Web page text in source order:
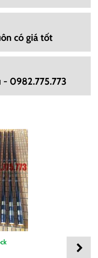
có giá tốt
0982.775.773